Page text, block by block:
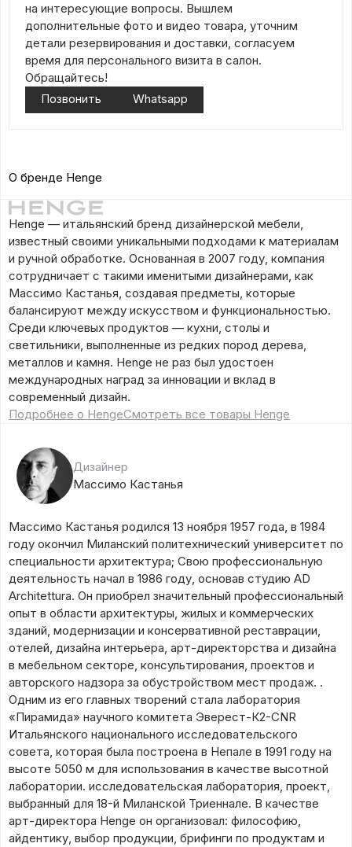
на интересующие вопросы. Вышлем
дополнительные фото и видео товара, уточним
детали резервирования и доставки, согласуем
время для персонального визита в салон.
Обращайтесь!
Позвонить
Whatsapp
О бренде Henge
Henge — итальянский бренд дизайнерской мебели,
известный своими уникальными подходами к материалам
и ручной обработке. Основанная в 2007 году, компания
сотрудничает с такими именитыми дизайнерами, как
Массимо Кастанья, создавая предметы, которые
балансируют между искусством и функциональностью.
Среди ключевых продуктов — кухни, столы и
светильники, выполненные из редких пород дерева,
металлов и камня. Henge не раз был удостоен
международных наград за инновации и вклад в
современный дизайн.
Подробнее о HengeСмотреть все товары Henge
Дизайнер
Массимо Кастанья
Массимо Кастанья родился 13 ноября 1957 года, в 1984
году окончил Миланский политехнический университет по
специальности архитектура; Свою профессиональную
деятельность начал в 1986 году, основав студию AD
Architettura. Он приобрел значительный профессиональный
опыт в области архитектуры, жилых и коммерческих
зданий, модернизации и консервативной реставрации,
отелей, дизайна интерьера, арт-директорства и дизайна
в мебельном секторе, консультирования, проектов и
авторского надзора за обустройством мест продаж. .
Одним из его главных творений стала лаборатория
«Пирамида» научного комитета Эверест-К2-CNR
Итальянского национального исследовательского
совета, которая была построена в Непале в 1991 году на
высоте 5050 м для использования в качестве высотной
лаборатории. исследовательская лаборатория, проект,
выбранный для 18-й Миланской Триеннале. В качестве
арт-директора Henge он организовал: философию,
айдентику, выбор продукции, брифинги по продуктам и